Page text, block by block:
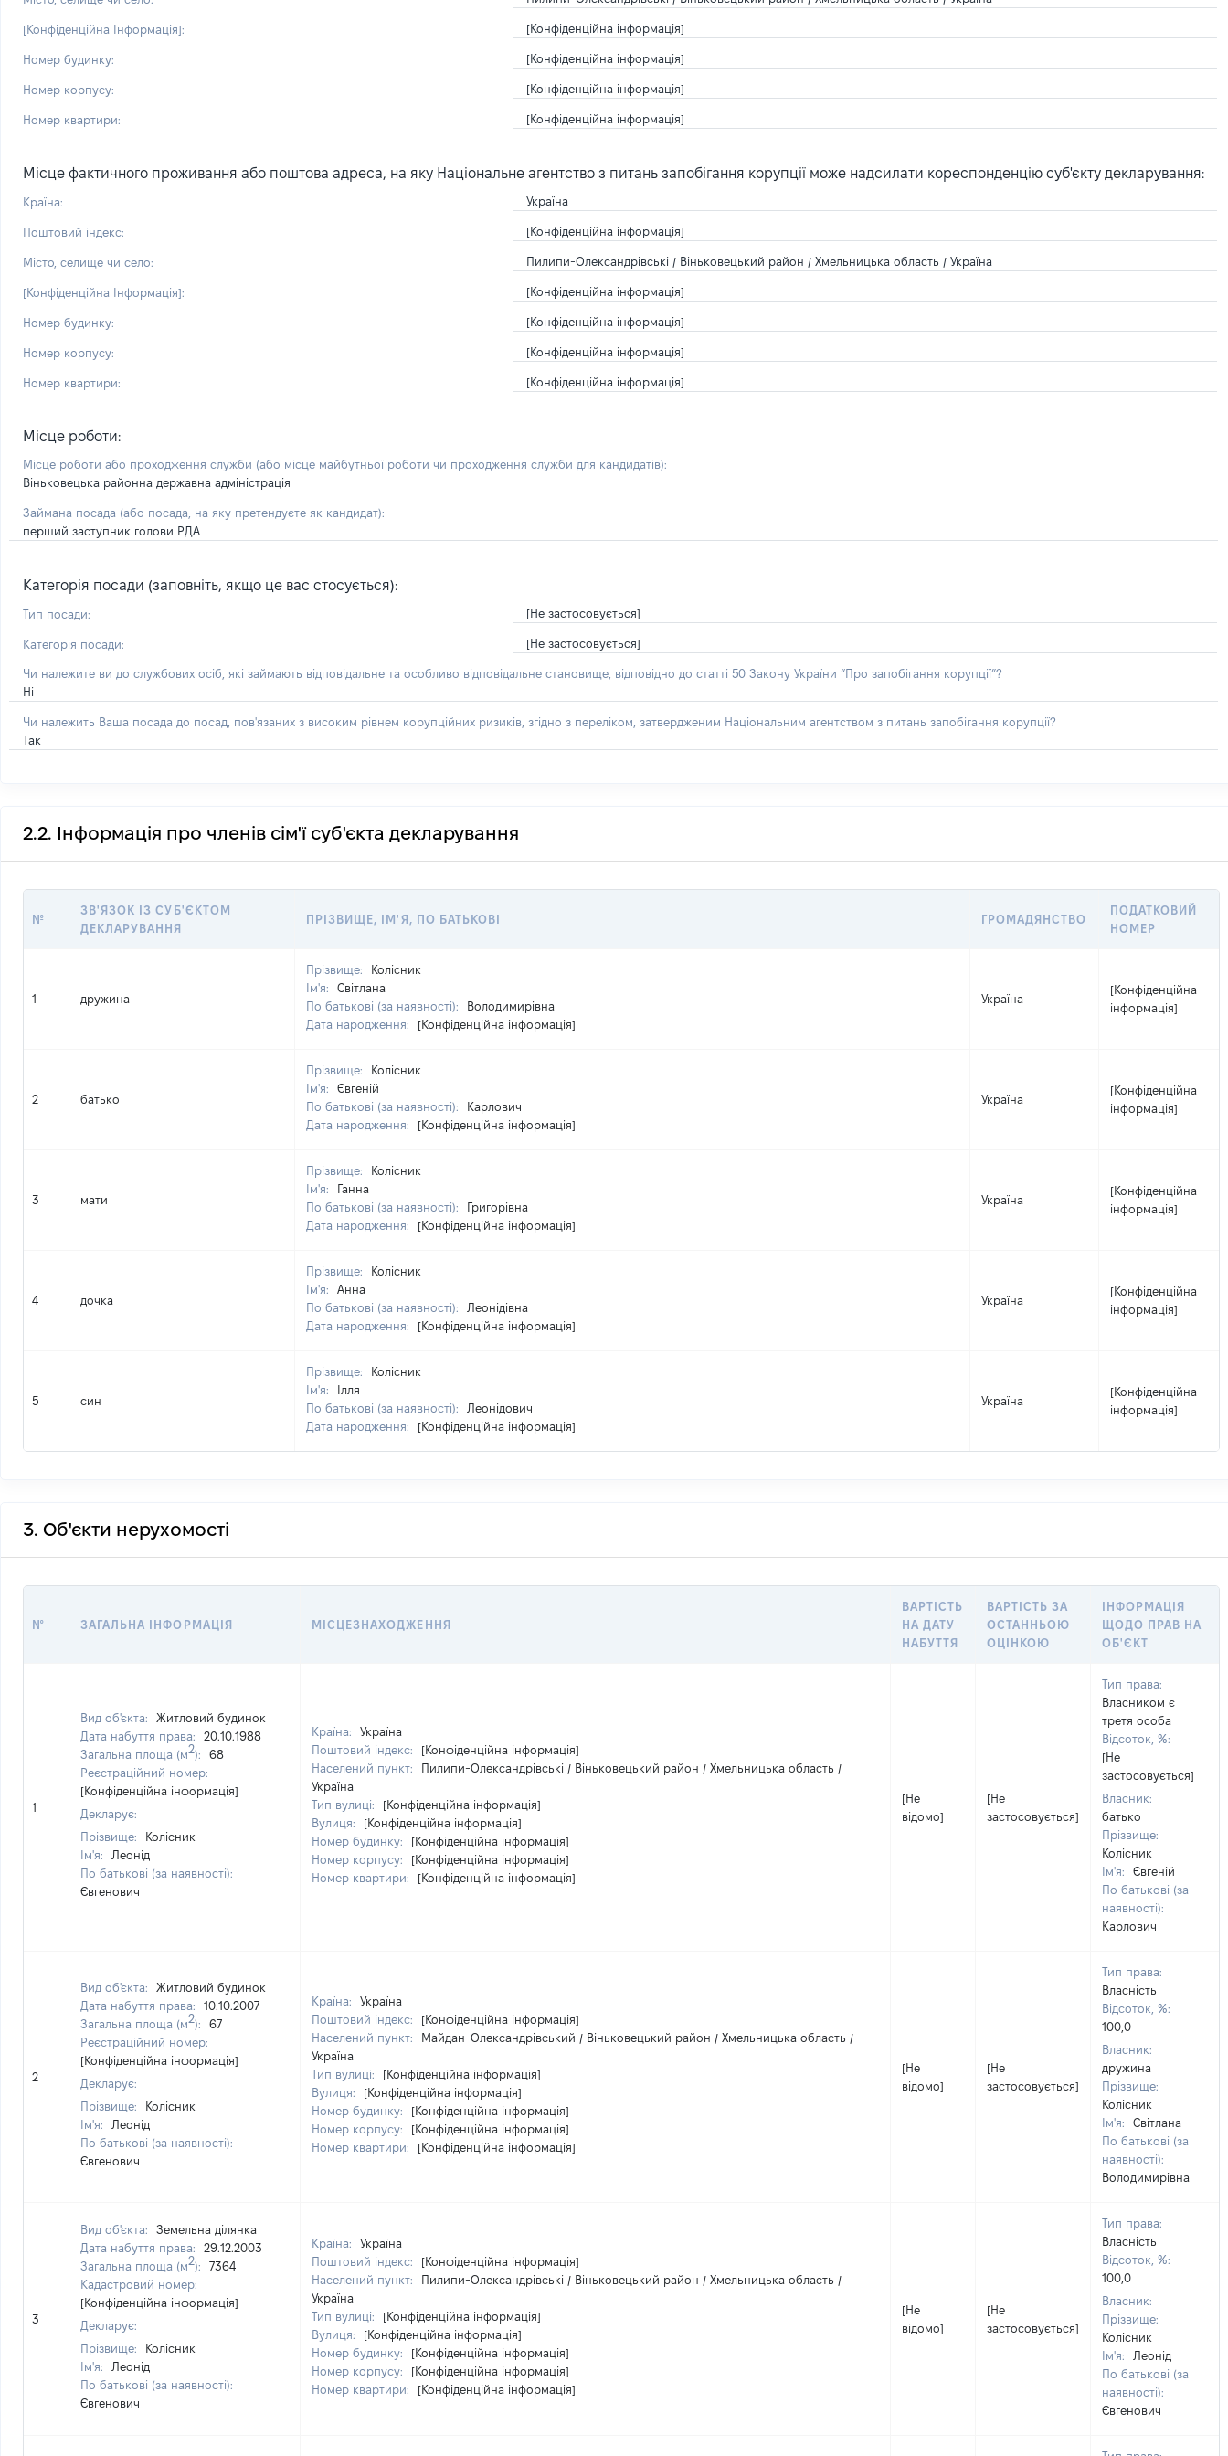
[Конфіденційна Інформація]: [Конфіденційна інформація]
Номер будинку: [Конфіденційна інформація]
Номер корпусу: [Конфіденційна інформація]
Номер квартири: [Конфіденційна інформація]
Місце фактичного проживання або поштова адреса, на яку Національне агентство з питань запобігання корупції може надсилати кореспонденцію суб'єкту декларування:
Країна: Україна
Поштовий індекс: [Конфіденційна інформація]
Місто, селище чи село: Пилипи-Олександрівські / Віньковецький район / Хмельницька область / Україна
[Конфіденційна Інформація]: [Конфіденційна інформація]
Номер будинку: [Конфіденційна інформація]
Номер корпусу: [Конфіденційна інформація]
Номер квартири: [Конфіденційна інформація]
Місце роботи:
Місце роботи або проходження служби (або місце майбутньої роботи чи проходження служби для кандидатів):
Віньковецька районна державна адміністрація
Займана посада (або посада, на яку претендуєте як кандидат):
перший заступник голови РДА
Категорія посади (заповніть, якщо це вас стосується):
Тип посади: [Не застосовується]
Категорія посади: [Не застосовується]
Чи належите ви до службових осіб, які займають відповідальне та особливо відповідальне становище, відповідно до статті 50 Закону України “Про запобігання корупції”?
Ні
Чи належить Ваша посада до посад, пов'язаних з високим рівнем корупційних ризиків, згідно з переліком, затвердженим Національним агентством з питань запобігання корупції?
Так
2.2. Інформація про членів сім'ї суб'єкта декларування
№
ЗВ'ЯЗОК ІЗ СУБ'ЄКТОМ
ДЕКЛАРУВАННЯ
ПРІЗВИЩЕ, ІМ'Я, ПО БАТЬКОВІ ГРОМАДЯНСТВО
ПОДАТКОВИЙ
НОМЕР
1 дружина
Прізвище:
Колісник
Ім'я:
Світлана
По батькові (за наявності):
Володимирівна
Дата народження:
[Конфіденційна інформація]
Україна
[Конфіденційна
інформація]
2 батько
Прізвище:
Колісник
Ім'я:
Євгеній
По батькові (за наявності):
Карлович
Дата народження:
[Конфіденційна інформація]
Україна
[Конфіденційна
інформація]
3 мати
Прізвище:
Колісник
Ім'я:
Ганна
По батькові (за наявності):
Григорівна
Дата народження:
[Конфіденційна інформація]
Україна
[Конфіденційна
інформація]
4 дочка
Прізвище:
Колісник
Ім'я:
Анна
По батькові (за наявності):
Леонідівна
Дата народження:
[Конфіденційна інформація]
Україна
[Конфіденційна
інформація]
5 син
Прізвище:
Колісник
Ім'я:
Ілля
По батькові (за наявності):
Леонідович
Дата народження:
[Конфіденційна інформація]
Україна
[Конфіденційна
інформація]
3. Об'єкти нерухомості
№ ЗАГАЛЬНА ІНФОРМАЦІЯ МІСЦЕЗНАХОДЖЕННЯ
ВАРТІСТЬ
НА ДАТУ
НАБУТТЯ
ВАРТІСТЬ ЗА
ОСТАННЬОЮ
ОЦІНКОЮ
ІНФОРМАЦІЯ
ЩОДО ПРАВ НА
ОБ'ЄКТ
1
Вид об'єкта:
Житловий будинок
Дата набуття права:
20.10.1988
Загальна площа (м2):
68
Реєстраційний номер:
[Конфіденційна інформація]
Декларує:
Прізвище:
Колісник
Ім'я:
Леонід
По батькові (за наявності):
Євгенович
Країна:
Україна
Поштовий індекс:
[Конфіденційна інформація]
Населений пункт:
Пилипи-Олександрівські / Віньковецький район / Хмельницька область /
Україна
Тип вулиці:
[Конфіденційна інформація]
Вулиця:
[Конфіденційна інформація]
Номер будинку:
[Конфіденційна інформація]
Номер корпусу:
[Конфіденційна інформація]
Номер квартири:
[Конфіденційна інформація]
[Не
відомо]
[Не
застосовується]
Тип права:
Власником є
третя особа
Відсоток, %:
[Не
застосовується]
Власник:
батько
Прізвище:
Колісник
Ім'я:
Євгеній
По батькові (за
наявності):
Карлович
2
Вид об'єкта:
Житловий будинок
Дата набуття права:
10.10.2007
Загальна площа (м2):
67
Реєстраційний номер:
[Конфіденційна інформація]
Декларує:
Прізвище:
Колісник
Ім'я:
Леонід
По батькові (за наявності):
Євгенович
Країна:
Україна
Поштовий індекс:
[Конфіденційна інформація]
Населений пункт:
Майдан-Олександрівський / Віньковецький район / Хмельницька область /
Україна
Тип вулиці:
[Конфіденційна інформація]
Вулиця:
[Конфіденційна інформація]
Номер будинку:
[Конфіденційна інформація]
Номер корпусу:
[Конфіденційна інформація]
Номер квартири:
[Конфіденційна інформація]
[Не
відомо]
[Не
застосовується]
Тип права:
Власність
Відсоток, %:
100,0
Власник:
дружина
Прізвище:
Колісник
Ім'я:
Світлана
По батькові (за
наявності):
Володимирівна
3
Вид об'єкта:
Земельна ділянка
Дата набуття права:
29.12.2003
Загальна площа (м2):
7364
Кадастровий номер:
[Конфіденційна інформація]
Декларує:
Прізвище:
Колісник
Ім'я:
Леонід
По батькові (за наявності):
Євгенович
Країна:
Україна
Поштовий індекс:
[Конфіденційна інформація]
Населений пункт:
Пилипи-Олександрівські / Віньковецький район / Хмельницька область /
Україна
Тип вулиці:
[Конфіденційна інформація]
Вулиця:
[Конфіденційна інформація]
Номер будинку:
[Конфіденційна інформація]
Номер корпусу:
[Конфіденційна інформація]
Номер квартири:
[Конфіденційна інформація]
[Не
відомо]
[Не
застосовується]
Тип права:
Власність
Відсоток, %:
100,0
Власник:
Прізвище:
Колісник
Ім'я:
Леонід
По батькові (за
наявності):
Євгенович